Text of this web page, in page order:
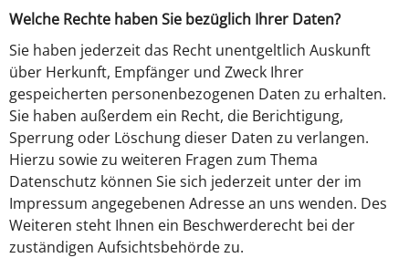
Welche Rechte haben Sie bezüglich Ihrer Daten?
Sie haben jederzeit das Recht unentgeltlich Auskunft
über Herkunft, Empfänger und Zweck Ihrer
gespeicherten personenbezogenen Daten zu erhalten.
Sie haben außerdem ein Recht, die Berichtigung,
Sperrung oder Löschung dieser Daten zu verlangen.
Hierzu sowie zu weiteren Fragen zum Thema
Datenschutz können Sie sich jederzeit unter der im
Impressum angegebenen Adresse an uns wenden. Des
Weiteren steht Ihnen ein Beschwerderecht bei der
zuständigen Aufsichtsbehörde zu.